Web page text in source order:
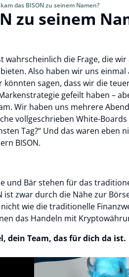
das BISON zu seinem Namen?
zu seinem
wahrscheinlich die Frage, die
Also haben wir uns
könnten sagen, dass wir die
gefeilt haben –
Wir haben uns mehrere
vollgeschrieben White-
Tag?“ Und das waren eben
BISON.
und Bär stehen für das
ist zwar durch die Nähe zur
wie die traditionelle
das Handeln mit
dein Team, das für dich da ist.